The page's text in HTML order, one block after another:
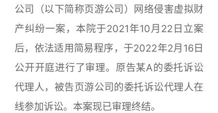
公司（以下简称页游公司）网络侵害虚拟财
产纠纷一案，本院于2021年10月22日立案
后，依法适用简易程序，于2022年2月16日
公开开庭进行了审理。原告某A的委托诉讼
代理人，被告页游公司的委托诉讼代理人在
线参加诉讼。本案现已审理终结。